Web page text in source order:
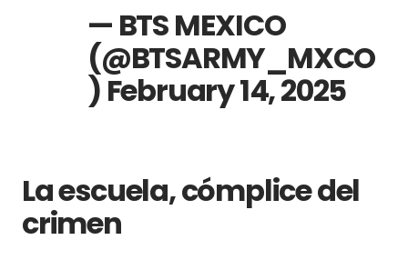
— BTS MEXICO
(@BTSARMY_MXCO
) February 14, 2025
La escuela, cómplice del
crimen